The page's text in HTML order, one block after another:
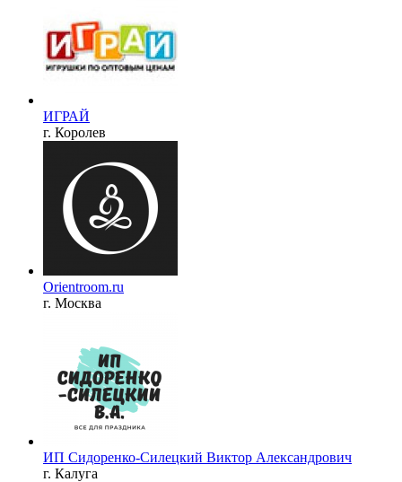
ИГРАЙ
г. Королев
Orientroom.ru
г. Москва
ИП Сидоренко-Силецкий Виктор Александрович
г. Калуга